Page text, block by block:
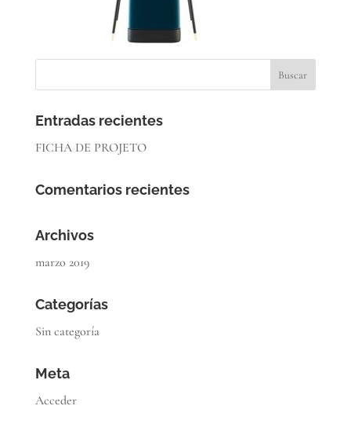
Entradas recientes
FICHA DE PROJETO
Comentarios recientes
Archivos
marzo 2019
Categorías
Sin categoría
Meta
Acceder